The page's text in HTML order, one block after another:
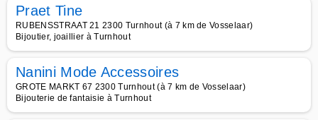
Praet Tine
RUBENSSTRAAT 21 2300 Turnhout (à 7 km de Vosselaar)
Bijoutier, joaillier à Turnhout
Nanini Mode Accessoires
GROTE MARKT 67 2300 Turnhout (à 7 km de Vosselaar)
Bijouterie de fantaisie à Turnhout